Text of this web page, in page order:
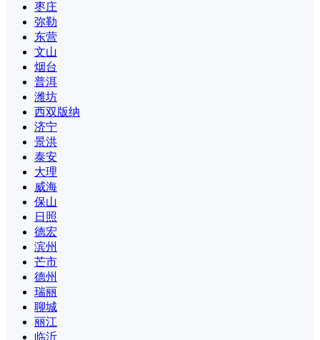
枣庄
弥勒
东营
文山
烟台
普洱
潍坊
西双版纳
济宁
景洪
泰安
大理
威海
保山
日照
德宏
滨州
芒市
德州
瑞丽
聊城
丽江
临沂